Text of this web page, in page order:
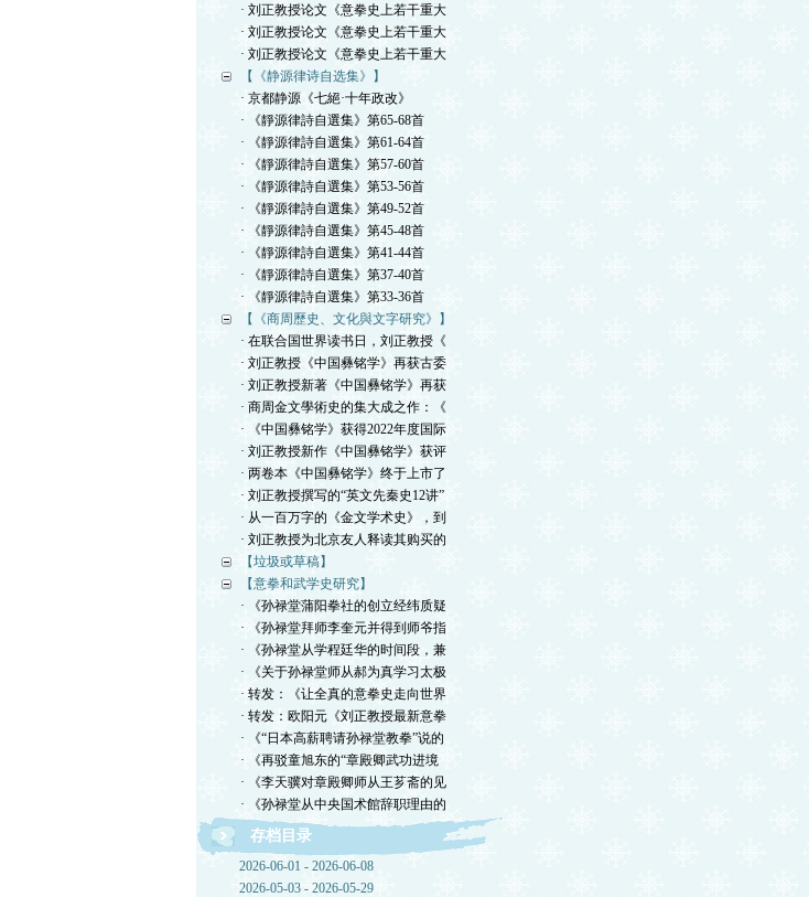
· 刘正教授论文《意拳史上若干重大
· 刘正教授论文《意拳史上若干重大
· 刘正教授论文《意拳史上若干重大
【《静源律诗自选集》】
· 京都静源《七絕·十年政改》
· 《靜源律詩自選集》第65-68首
· 《靜源律詩自選集》第61-64首
· 《靜源律詩自選集》第57-60首
· 《靜源律詩自選集》第53-56首
· 《靜源律詩自選集》第49-52首
· 《靜源律詩自選集》第45-48首
· 《靜源律詩自選集》第41-44首
· 《靜源律詩自選集》第37-40首
· 《靜源律詩自選集》第33-36首
【《商周歷史、文化與文字研究》】
· 在联合国世界读书日，刘正教授《
· 刘正教授《中国彝铭学》再获古委
· 刘正教授新著《中国彝铭学》再获
· 商周金文學術史的集大成之作：《
· 《中国彝铭学》获得2022年度国际
· 刘正教授新作《中国彝铭学》获评
· 两卷本《中国彝铭学》终于上市了
· 刘正教授撰写的“英文先秦史12讲”
· 从一百万字的《金文学术史》，到
· 刘正教授为北京友人释读其购买的
【垃圾或草稿】
【意拳和武学史研究】
· 《孙禄堂蒲阳拳社的创立经纬质疑
· 《孙禄堂拜师李奎元并得到师爷指
· 《孙禄堂从学程廷华的时间段，兼
· 《关于孙禄堂师从郝为真学习太极
· 转发：《让全真的意拳史走向世界
· 转发：欧阳元《刘正教授最新意拳
· 《“日本高薪聘请孙禄堂教拳”说的
· 《再驳童旭东的“章殿卿武功进境
· 《李天骥对章殿卿师从王芗斋的见
· 《孙禄堂从中央国术館辞职理由的
存档目录
2026-06-01 - 2026-06-08
2026-05-03 - 2026-05-29